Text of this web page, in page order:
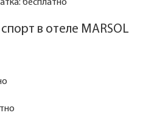
бесплатно
в отеле MARSOL